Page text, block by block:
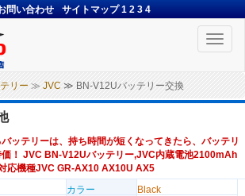
問い合わせ サイトマップ 1 2 3 4
Toggle
リー ≫ JVC ≫ BN-V12Uバッテリー交換
ッテリーは、持ち時間が短くなってきたら、バッテリ
価！ JVC BN-V12Uバッテリー,JVC内蔵電池2100mAh
応機種JVC GR-AX10 AX10U AX5
カラー
Black